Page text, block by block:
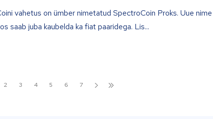
vahetus on ümber nimetatud SpectroCoin Proks. Uue
saab juba kaubelda ka fiat paaridega. Lis
2 3 4 5 6 7